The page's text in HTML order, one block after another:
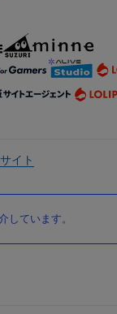
イト
ています。